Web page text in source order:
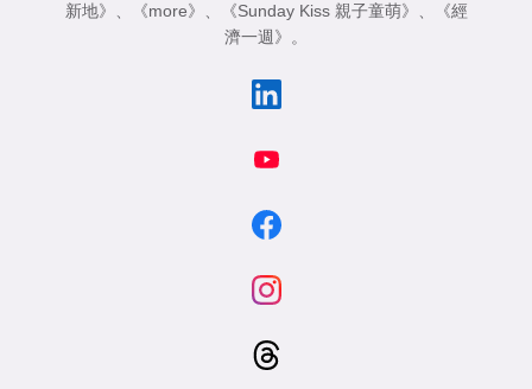
新地》
《more》 《Sunday Kiss 親子童萌》
《經
濟一週》
。